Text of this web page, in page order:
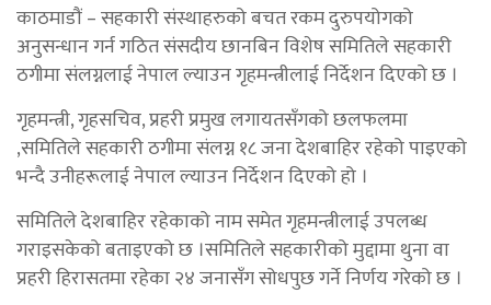
काठमाडौं – सहकारी संस्थाहरुको बचत रकम दुरुपयोगको
अनुसन्धान गर्न गठित संसदीय छानबिन विशेष समितिले सहकारी
ठगीमा संलग्नलाई नेपाल ल्याउन गृहमन्त्रीलाई निर्देशन दिएको छ ।
गृहमन्त्री, गृहसचिव, प्रहरी प्रमुख लगायतसँगको छलफलमा
,समितिले सहकारी ठगीमा संलग्न १८ जना देशबाहिर रहेको पाइएको
भन्दै उनीहरूलाई नेपाल ल्याउन निर्देशन दिएको हो ।
समितिले देशबाहिर रहेकाको नाम समेत गृहमन्त्रीलाई उपलब्ध
गराइसकेको बताइएको छ ।समितिले सहकारीको मुद्दामा थुना वा
प्रहरी हिरासतमा रहेका २४ जनासँग सोधपुछ गर्ने निर्णय गरेको छ ।